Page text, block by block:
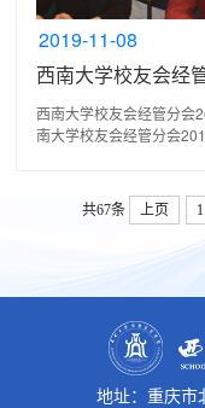
2019-11-08
西南大学校友会经
西南大学校友会经管分会
南大学校友会经管分会
共67条 上页 1
地址：重庆